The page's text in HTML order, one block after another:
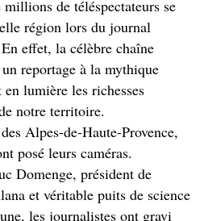
de téléspectateurs se
région lors du journal
effet, la célèbre chaîne
reportage à la mythique
lumière les richesses
notre territoire.
Alpes-de-Haute-Provence,
posé leurs caméras.
Domenge, président de
et véritable puits de science
les journalistes ont gravi